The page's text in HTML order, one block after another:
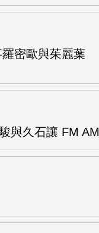
密歐與茱麗葉
與久石讓 FM AM